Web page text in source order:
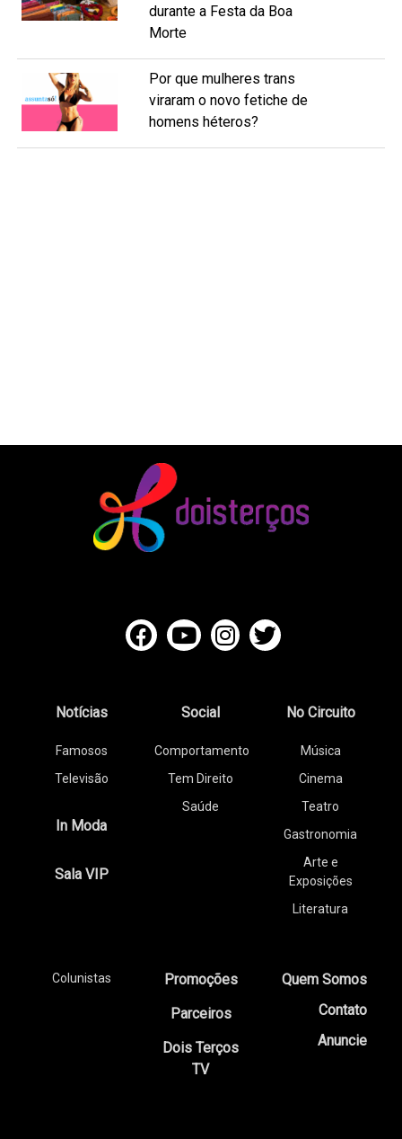
durante a Festa da Boa
Morte
Por que mulheres trans
viraram o novo fetiche de
homens héteros?
Notícias
Famosos
Televisão
In Moda
Sala VIP
Social
Comportamento
Tem Direito
Saúde
No Circuito
Música
Cinema
Teatro
Gastronomia
Arte e
Exposições
Literatura
Colunistas
Promoções
Parceiros
Dois Terços
TV
Quem Somos
Contato
Anuncie